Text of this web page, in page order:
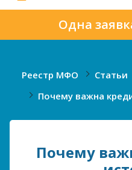
Одна
Реестр МФО
Статьи
Почему важна
Почему